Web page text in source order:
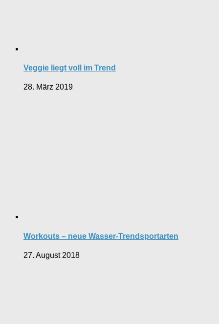
Veggie liegt voll im Trend
28. März 2019
Workouts – neue Wasser-Trendsportarten
27. August 2018